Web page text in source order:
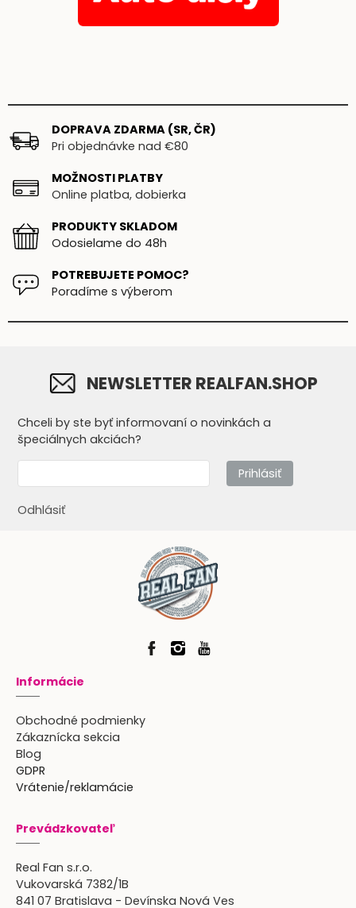
DOPRAVA ZDARMA (SR, ČR)
Pri objednávke nad €80
MOŽNOSTI PLATBY
Online platba, dobierka
PRODUKTY SKLADOM
Odosielame do 48h
POTREBUJETE POMOC?
Poradíme s výberom
NEWSLETTER REALFAN.SHOP
Chceli by ste byť informovaní o novinkách a
špeciálnych akciách?
Prihlásiť
Odhlásiť
Informácie
Obchodné podmienky
Zákaznícka sekcia
Blog
GDPR
Vrátenie/reklamácie
Prevádzkovateľ
Real Fan s.r.o.
Vukovarská 7382/1B
841 07 Bratislava - Devínska Nová Ves